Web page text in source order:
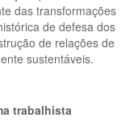
das transformações
de defesa dos
de relações de
sustentáveis.
trabalhista